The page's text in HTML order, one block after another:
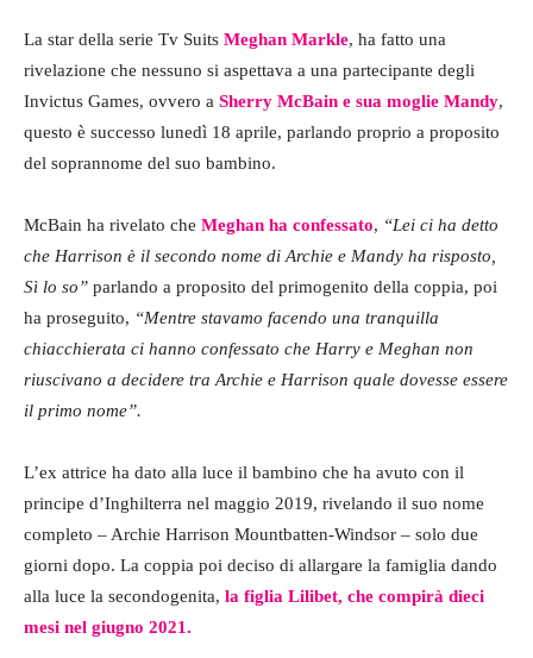
La star della serie Tv Suits Meghan Markle, ha fatto una
rivelazione che nessuno si aspettava a una partecipante degli
Invictus Games, ovvero a Sherry McBain e sua moglie Mandy,
questo è successo lunedì 18 aprile, parlando proprio a proposito
del soprannome del suo bambino.
McBain ha rivelato che Meghan ha confessato, “Lei ci ha detto
che Harrison è il secondo nome di Archie e Mandy ha risposto,
Sì lo so” parlando a proposito del primogenito della coppia, poi
ha proseguito, “Mentre stavamo facendo una tranquilla
chiacchierata ci hanno confessato che Harry e Meghan non
riuscivano a decidere tra Archie e Harrison quale dovesse essere
il primo nome”.
L’ex attrice ha dato alla luce il bambino che ha avuto con il
principe d’Inghilterra nel maggio 2019, rivelando il suo nome
completo – Archie Harrison Mountbatten-Windsor – solo due
giorni dopo. La coppia poi deciso di allargare la famiglia dando
alla luce la secondogenita, la figlia Lilibet, che compirà dieci
mesi nel giugno 2021.